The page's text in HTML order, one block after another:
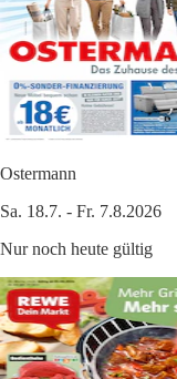
Ostermann
Sa. 18.7. - Fr. 7.8.2026
Nur noch heute gültig